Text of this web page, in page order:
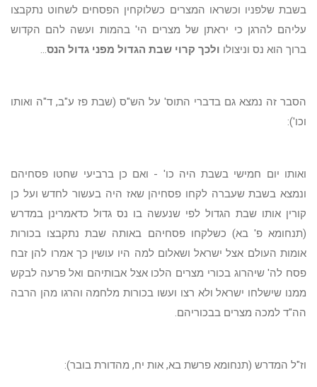
בשבת שלפניו וכשראו המצרים כשלוקחין הפסחים לשחוט נתקבצו
עליהם להרגן כי יראתן של מצרים הי' בהמות ועשה להם הקדוש
ברוך הוא נס וניצולו ולכך קרוי שבת הגדול מפני גדול הנס...
הסבר זה נמצא גם בדברי התוס' על הש"ס (שבת פז ע"ב, ד"ה ואותו
וכו'):
ואותו יום חמישי בשבת היה כו' - ואם כן ברביעי שחטו פסחיהם
ונמצא בשבת שעברה לקחו פסחיהן שאז היה בעשור לחדש ועל כן
קורין אותו שבת הגדול לפי שנעשה בו נס גדול כדאמרינן במדרש
(תנחומא פ' בא) כשלקחו פסחיהם באותה שבת נתקבצו בכורות
אומות העולם אצל ישראל ושאלום למה היו עושין כך אמרו להן זבח
פסח לה' שיהרוג בכורי מצרים הלכו אצל אבותיהם ואל פרעה לבקש
ממנו שישלחו ישראל ולא רצו ועשו בכורות מלחמה והרגו מהן הרבה
הה"ד למכה מצרים בבכוריהם.
וז"ל המדרש (תנחומא פרשת בא, אות יח, מהדורת בובר):